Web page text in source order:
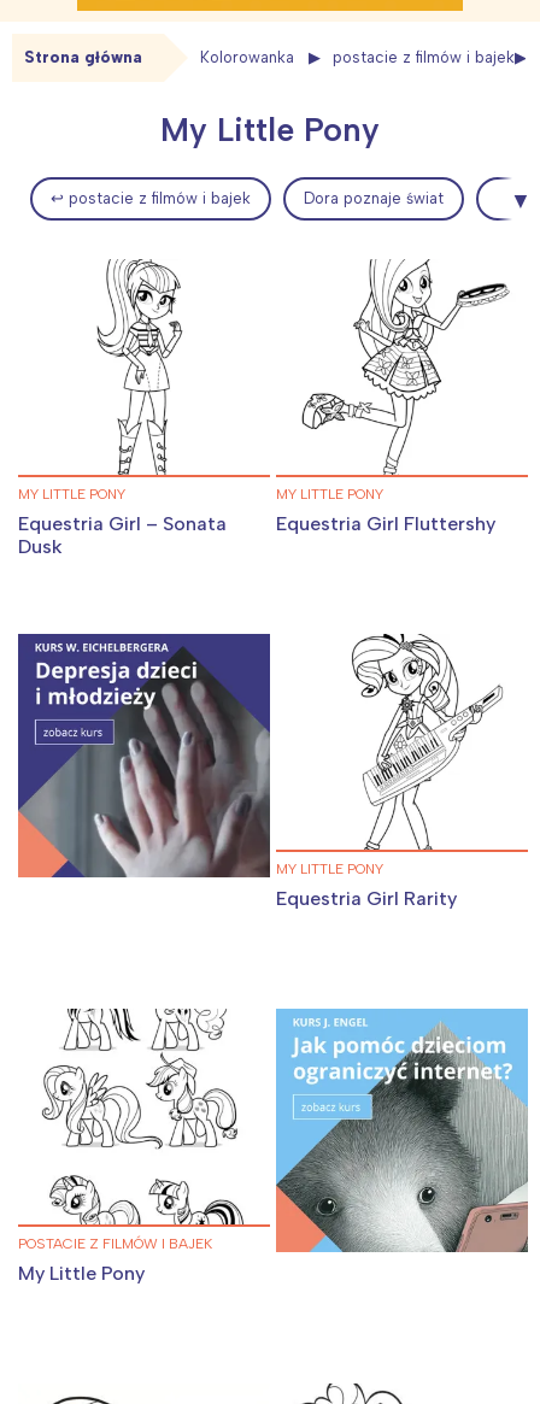
Strona główna Kolorowanka postacie z filmów i bajek
My Little Pony
↩ postacie z filmów i bajek Dora poznaje świat
MY LITTLE PONY
Equestria Girl – Sonata
Dusk
MY LITTLE PONY
Equestria Girl Fluttershy
MY LITTLE PONY
Equestria Girl Rarity
POSTACIE Z FILMÓW I BAJEK
My Little Pony